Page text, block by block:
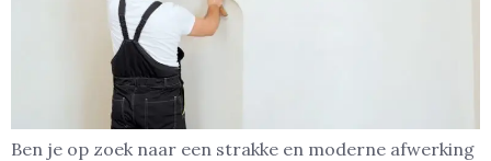
Ben je op zoek naar een strakke en moderne afwerking